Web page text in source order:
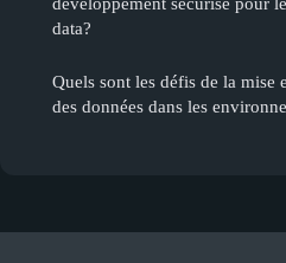
data?
Quels sont les défis de la mise
des données dans les